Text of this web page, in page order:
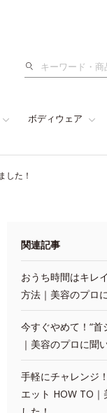
検
ボディウェア
した！
関連記事
おうち時間はキレ
方法｜美容のプロ
今すぐやめて！“
｜美容のプロに聞
手軽にチャレンジ
エット HOW TO｜